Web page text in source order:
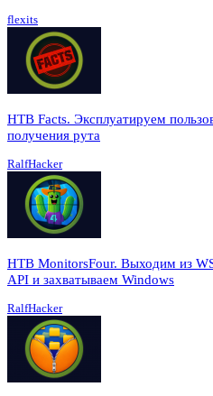
flexits
HTB Facts. Эксплуатируем
получения рута
RalfHacker
HTB MonitorsFour. Выходим из
API и захватываем Windows
RalfHacker